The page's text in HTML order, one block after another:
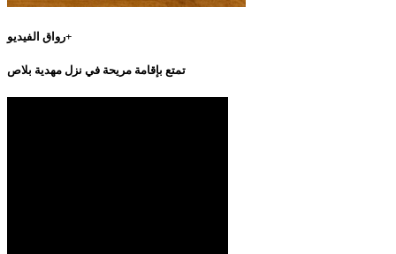
رواق الفيديو+
تمتع بإقامة مريحة في نزل مهدية بلاص